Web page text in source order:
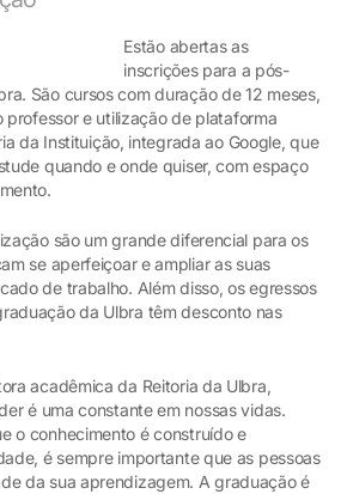
Estão abertas as
inscrições para a pós-
São cursos com duração de 12 meses,
professor e utilização de plataforma
da Instituição, integrada ao Google, que
quando e onde quiser, com espaço
são um grande diferencial para os
se aperfeiçoar e ampliar as suas
de trabalho. Além disso, os egressos
da Ulbra têm desconto nas
acadêmica da Reitoria da Ulbra,
é uma constante em nossas vidas.
o conhecimento é construído e
é sempre importante que as pessoas
da sua aprendizagem. A graduação é